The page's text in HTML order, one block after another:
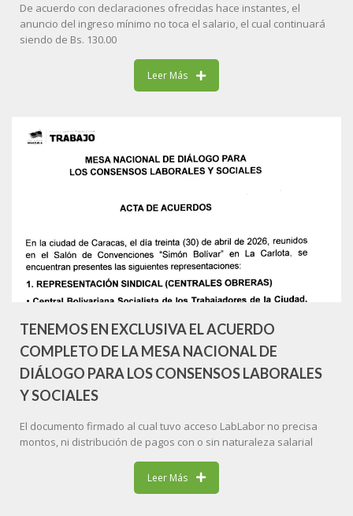
De acuerdo con declaraciones ofrecidas hace instantes, el
anuncio del ingreso mínimo no toca el salario, el cual continuará
siendo de Bs. 130.00
Leer Más
TENEMOS EN EXCLUSIVA EL ACUERDO
COMPLETO DE LA MESA NACIONAL DE
DIÁLOGO PARA LOS CONSENSOS LABORALES
Y SOCIALES
El documento firmado al cual tuvo acceso LabLabor no precisa
montos, ni distribución de pagos con o sin naturaleza salarial
Leer Más